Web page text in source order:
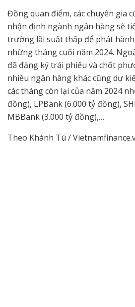
Đồng quan điểm, các chuyên gia
nhận định ngành ngân hàng sẽ
trường lãi suất thấp để phát
những tháng cuối năm 2024.
đã đăng ký trái phiếu và chốt
nhiều ngân hàng khác cũng dự
các tháng còn lại của năm 2024
đồng), LPBank (6.000 tỷ đồng),
MBBank (3.000 tỷ đồng),…
Theo Khánh Tú /